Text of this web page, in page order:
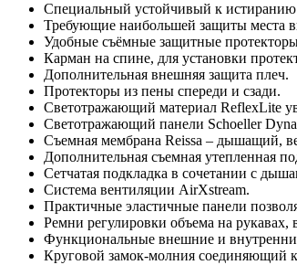
Специальный устойчивый к истиранию
Требующие наибольшей защиты места
Удобные съёмные защитные
Карман на спине, для установки
Дополнительная внешняя защита плеч.
Протекторы из пены спереди и сзади.
Светотражающий материал ReflexLite
Светотражающий панели Schoeller
Cъемная мембрана Reissa – дышащий,
Дополнительная съемная утепленная
Сетчатая подкладка в сочетании с
Система вентиляции AirXstream.
Практичные эластичные панели
Ремни регулировки объема на рукавах,
Функциональные внешние и
Круговой замок-молния соединяющий